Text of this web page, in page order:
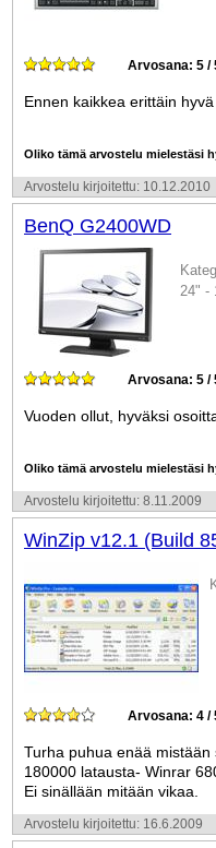
Arvosana: 5 /
Ennen kaikkea erittäin
Oliko tämä arvostelu mielestäsi
Arvostelu kirjoitettu: 10.12.2010
BenQ G2400WD
24" -
Arvosana: 5 /
Vuoden ollut, hyväksi
Oliko tämä arvostelu mielestäsi
Arvostelu kirjoitettu: 8.11.2009
WinZip v12.1 (Build
Arvosana: 4 /
Turha puhua enää
180000 latausta- Winrar
Ei sinällään mitään vikaa.
Arvostelu kirjoitettu: 16.6.2009